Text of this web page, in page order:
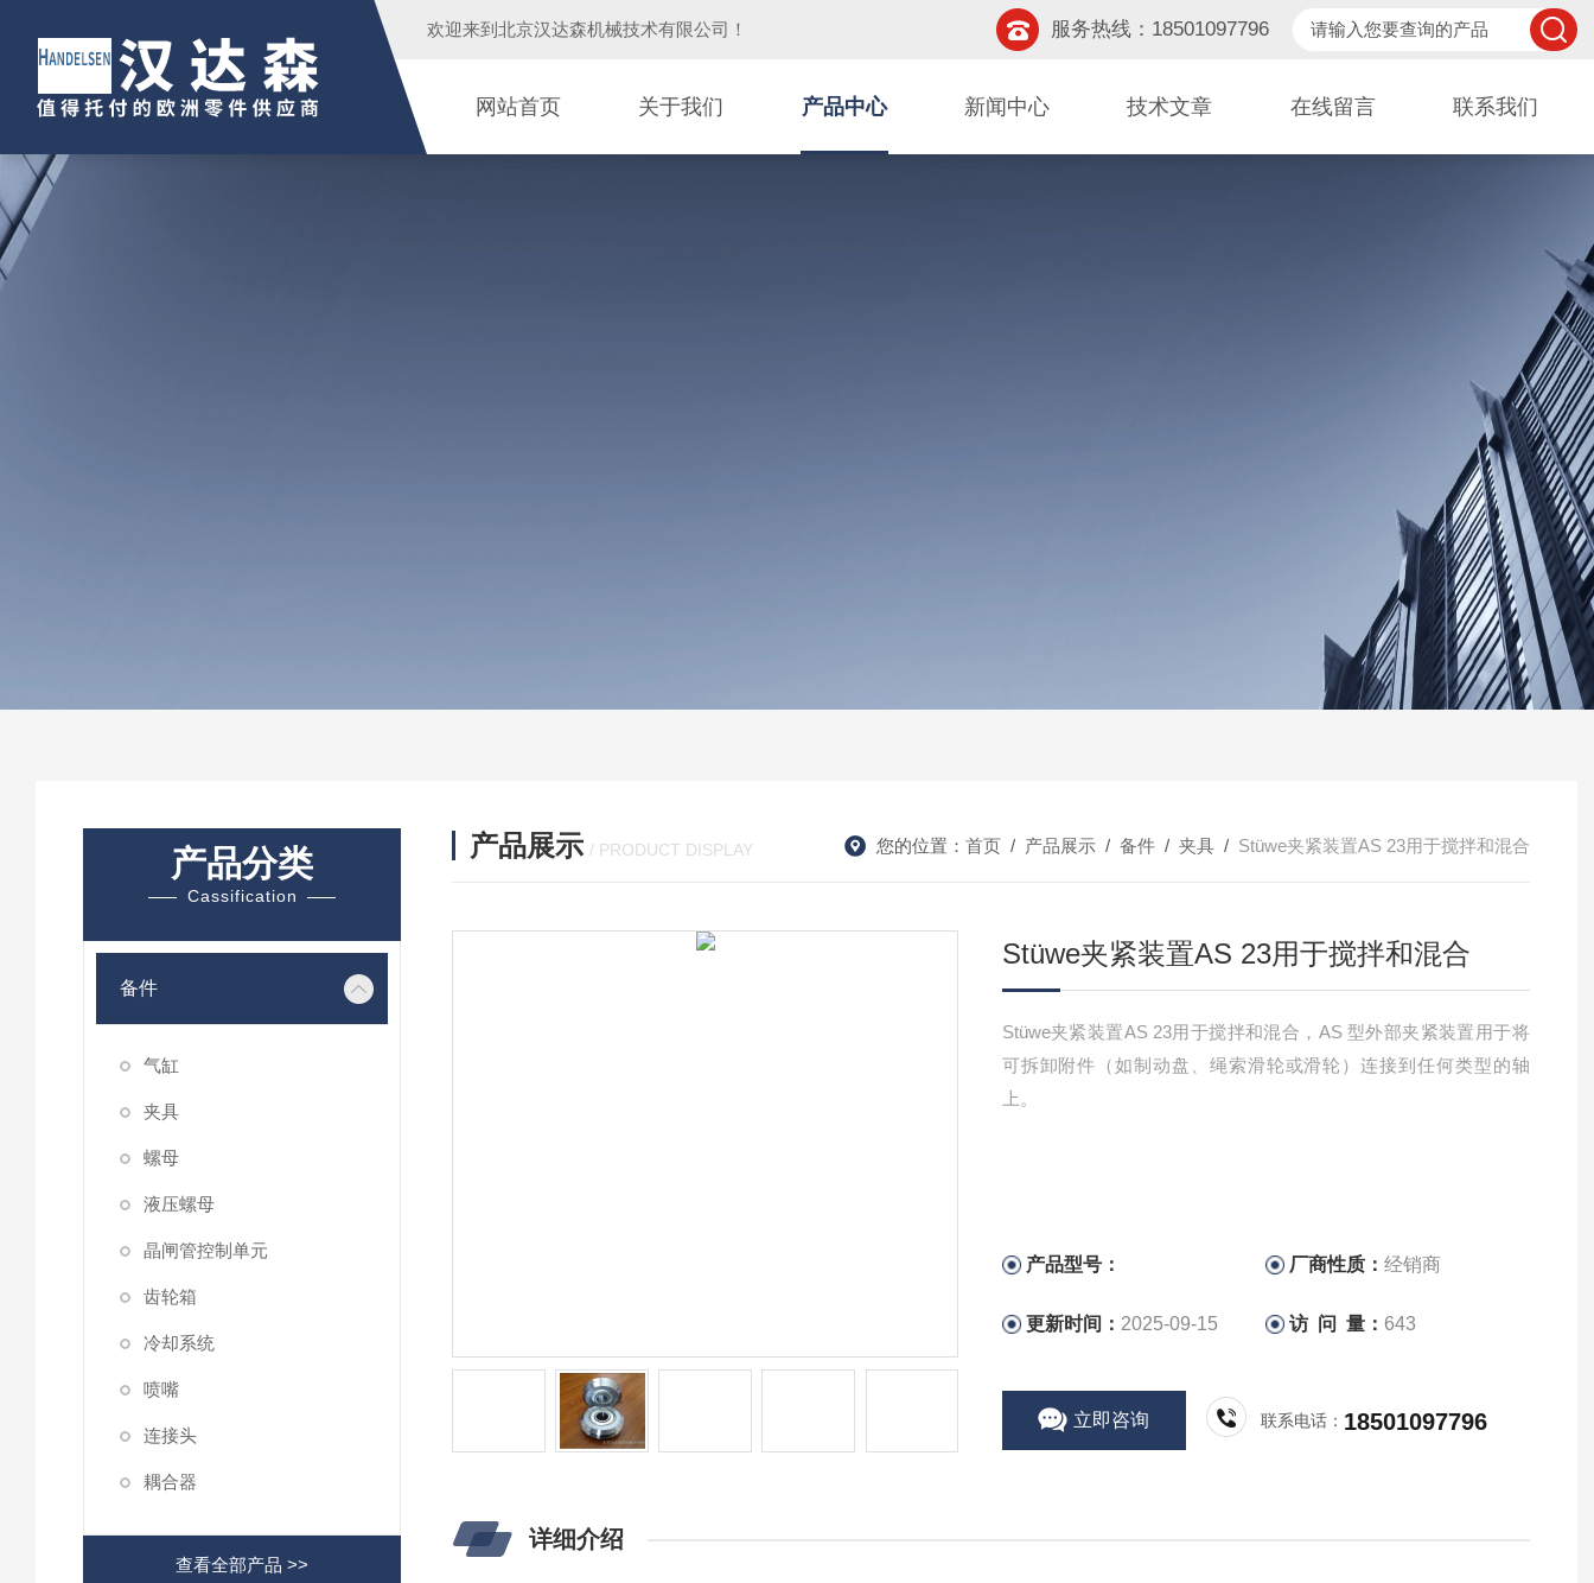
欢迎来到 北京汉达森机械技术有限公司 ！ 服务热线：18501097796
网站首页 关于我们 产品中心 新闻中心 技术文章 在线留言 联系我们
产品分类
Cassification
备件
气缸
夹具
螺母
液压螺母
晶闸管控制单元
齿轮箱
冷却系统
喷嘴
连接头
耦合器
查看全部产品 >>
产品展示 / PRODUCT DISPLAY 您的位置： 首页 / 产品展示 / 备件 / 夹具 / Stüwe夹紧装置AS 23用于搅拌和混合
Stüwe夹紧装置AS 23用于搅拌和混合
Stüwe夹紧装置AS 23用于搅拌和混合，AS 型外部夹紧装置用于将
可拆卸附件（如制动盘、绳索滑轮或滑轮）连接到任何类型的轴
上。
产品型号： 厂商性质：经销商
更新时间： 2025-09-15 访 问 量： 643
立即咨询 联系电话： 18501097796
详细介绍